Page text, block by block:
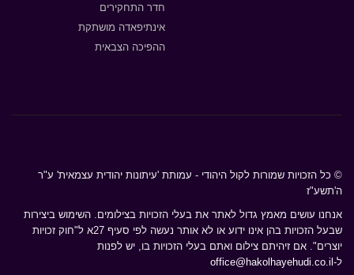
חדר התחקירים
אינתיפאדה מושתקת
ההפיכה הצבאית
© כל הזכויות שמורות לקול היהודי - עמותת 'עיתונות יהודית עצמאית' ע"ר
ה'תשע"ז
אנחנו עושים מאמץ גדול לאתר את בעלי הזכויות בצילומים. השימוש ביצירות
שבעל הזכויות בהן אינו ידוע או לא אותר נעשה לפי סעיף 27א ל"חוק זכויות
יוצרים". אם זיהיתם צילום ואתם בעלי הזכויות בו, יש לפנות
ל- office@hakolhayehudi.co.il